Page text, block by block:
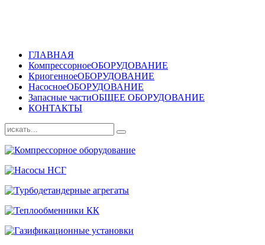
ГЛАВНАЯ
КомпрессорноеОБОРУДОВАНИЕ
КриогенноеОБОРУДОВАНИЕ
НасосноеОБОРУДОВАНИЕ
Запасные частиОБЩЕЕ ОБОРУДОВАНИЕ
КОНТАКТЫ